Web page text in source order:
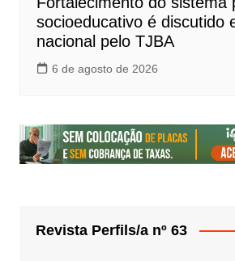
socioeducativo é discutido
nacional pelo TJBA
6 de agosto de 2026
Revista Perfils/a nº 63